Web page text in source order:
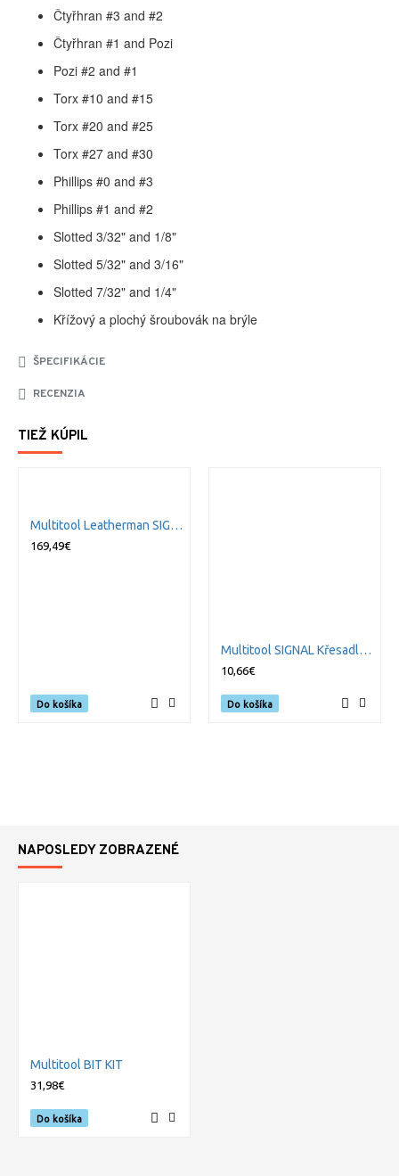
Čtyřhran #3 and #2
Čtyřhran #1 and Pozi
Pozi #2 and #1
Torx #10 and #15
Torx #20 and #25
Torx #27 and #30
Phillips #0 and #3
Phillips #1 and #2
Slotted 3/32" and 1/8"
Slotted 5/32" and 3/16"
Slotted 7/32" and 1/4"
Křížový a plochý šroubovák na brýle
ŠPECIFIKÁCIE
RECENZIA
TIEŽ KÚPIL
Multitool Leatherman SIGNAL GREEN TOPO
169,49€
Do košíka
Multitool SIGNAL Křesadlo a píšťalka
10,66€
Do košíka
NAPOSLEDY ZOBRAZENÉ
Multitool BIT KIT
31,98€
Do košíka